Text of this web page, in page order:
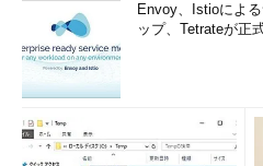
Envoy、Istioによ
ップ、Tetrateが正